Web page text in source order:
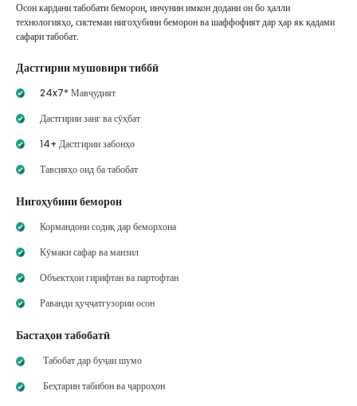
Осон кардани табобати беморон, инчунин имкон додани он бо ҳалли
технологияҳо, системаи нигоҳубини беморон ва шаффофият дар ҳар як қадами
сафари табобат.
Дастгирии мушовири тиббӣ
24x7* Мавҷудият
Дастгирии занг ва сӯҳбат
14+ Дастгирии забонҳо
Тавсияҳо оид ба табобат
Нигоҳубини беморон
Кормандони содиқ дар беморхона
Кӯмаки сафар ва манзил
Объектҳои гирифтан ва партофтан
Раванди ҳуҷҷатгузории осон
Бастаҳои табобатӣ
Табобат дар буҷаи шумо
Беҳтарин табибон ва ҷарроҳон